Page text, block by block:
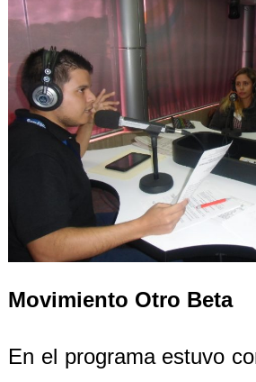
Movimiento Otro Beta
En el programa estuvo